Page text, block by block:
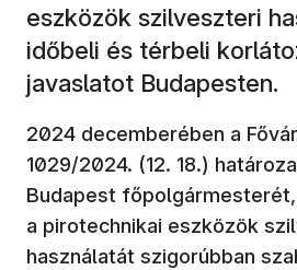
eszközök szilveszteri
időbeli és térbeli
javaslatot Budapesten.
2024 decemberében a
1029/2024. (12. 18.)
Budapest
a pirotechnikai eszközök
használatát szigorúbban